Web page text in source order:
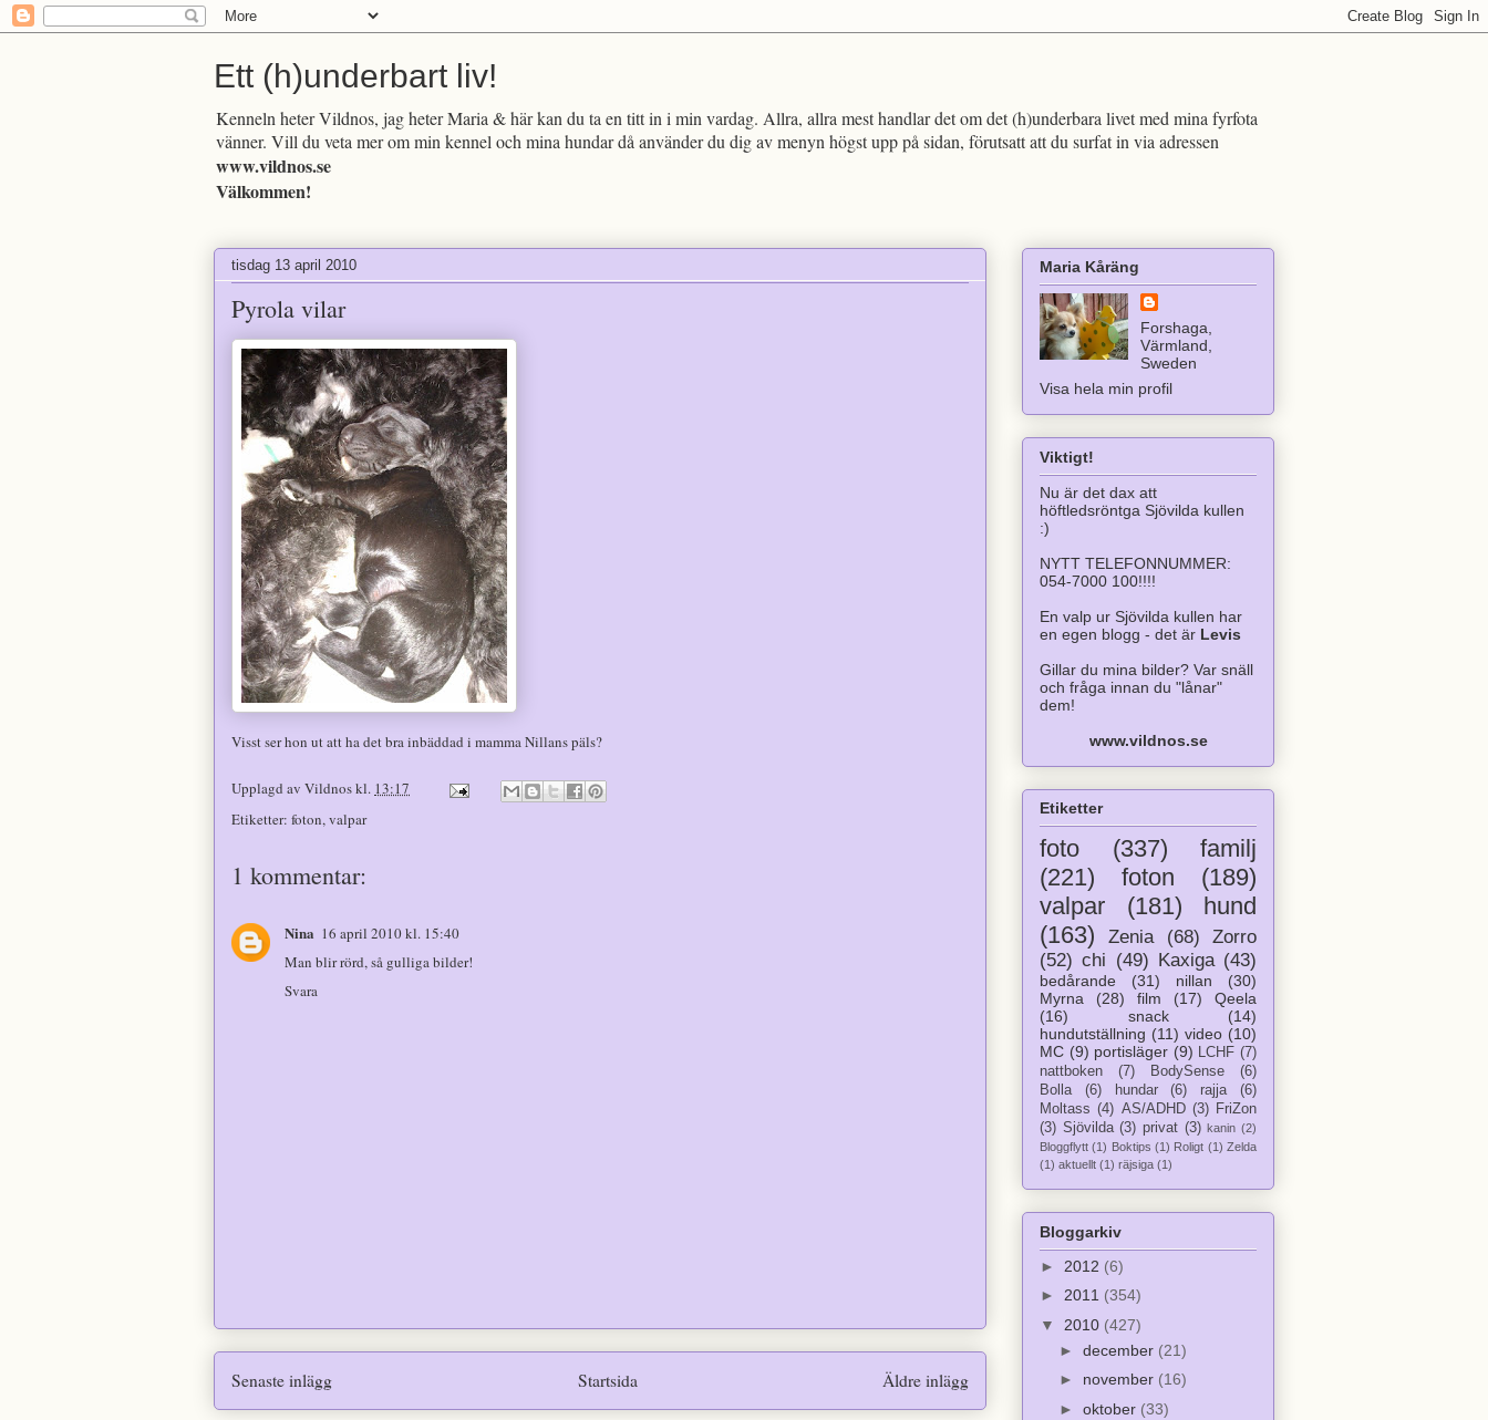
Ett (h)underbart liv!
Kenneln heter Vildnos, jag heter Maria & här kan du ta en titt in i min vardag. Allra, allra mest handlar det om det (h)underbara livet med mina fyrfota
vänner. Vill du veta mer om min kennel och mina hundar då använder du dig av menyn högst upp på sidan, förutsatt att du surfat in via adressen
www.vildnos.se
Välkommen!
tisdag 13 april 2010
Pyrola vilar
Visst ser hon ut att ha det bra inbäddad i mamma Nillans päls?
Upplagd av Vildnoskl. 13:17
Etiketter: foton,valpar
1 kommentar:
Nina 16 april 2010 kl. 15:40
Man blir rörd, så gulliga bilder!
Svara
Senaste inlägg Äldre inlägg
Startsida
Maria Kåräng
Forshaga,
Värmland,
Sweden
Visa hela min profil
Viktigt!
Nu är det dax att
höftledsröntga Sjövilda kullen
:)
NYTT TELEFONNUMMER:
054-7000 100!!!!
En valp ur Sjövilda kullen har
en egen blogg - det är Levis
Gillar du mina bilder? Var snäll
och fråga innan du "lånar"
dem!
www.vildnos.se
Etiketter
foto (337)
familj
(221)
foton
(189)
valpar
(181)
hund
(163)
Zenia (68)
Zorro
(52) chi (49) Kaxiga (43)
bedårande (31) nillan
(30)
Myrna
(28) film (17)
Qeela
(16)
snack
(14)
hundutställning (11) video (10)
MC (9) portisläger (9) LCHF (7)
nattboken
(7) BodySense
(6)
Bolla
(6) hundar (6) rajja
(6)
Moltass (4) AS/ADHD (3) FriZon
(3) Sjövilda (3) privat (3) kanin (2)
Bloggflytt (1) Boktips (1) Roligt (1) Zelda
(1) aktuellt (1) räjsiga (1)
Bloggarkiv
► 2012 (6)
► 2011 (354)
▼ 2010 (427)
► december (21)
► november (16)
► oktober (33)